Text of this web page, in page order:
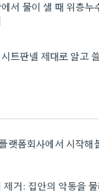
서 물이 샐 때 위층누
트판넬 제대로 알고
랫폼회사에서 시작해
제거: 집안의 악동을